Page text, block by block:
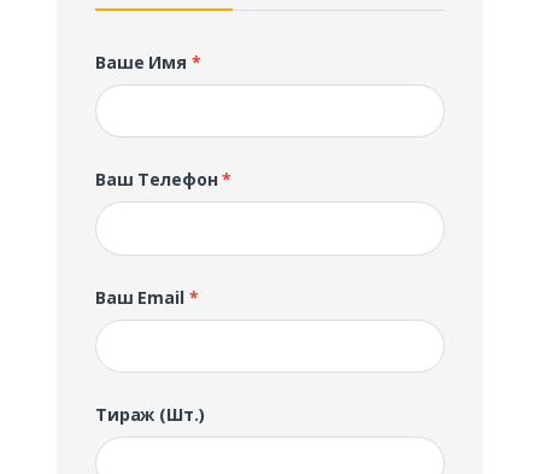
Ваше Имя *
Ваш Телефон*
Ваш Email *
Тираж (шт.)